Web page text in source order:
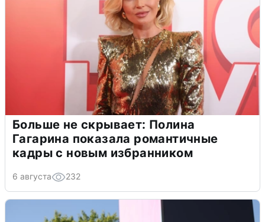
Больше не скрывает: Полина
Гагарина показала романтичные
кадры с новым избранником
6 августа 232